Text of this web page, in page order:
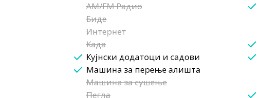
AM/FM Радио
Биде
Интернет
Када
Кујнски додатоци и садови
Машина за перење алишта
Машина за сушење
Пегла